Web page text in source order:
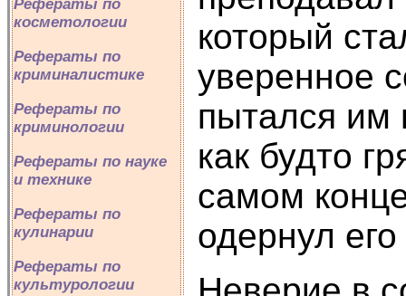
Рефераты по
косметологии
Рефераты по
криминалистике
Рефераты по
криминологии
Рефераты по науке
и технике
Рефераты по
кулинарии
Рефераты по
культурологии
который
уверенное
пытался им
как будто
самом
одернул